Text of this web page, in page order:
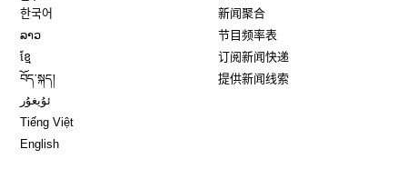
한국어
ລາວ
ខ្មែ
བོད་སྐད།
ئۇيغۇر
Tiếng Việt
English
新闻聚合
节目频率表
订阅新闻快递
提供新闻线索